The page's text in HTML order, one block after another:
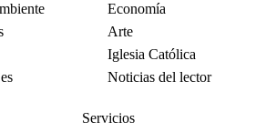
Economía
Arte
Iglesia Católica
Noticias del lector
Servicios